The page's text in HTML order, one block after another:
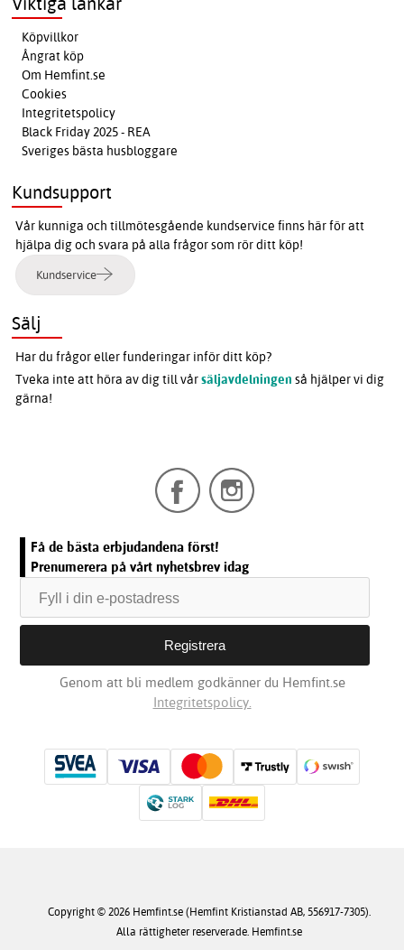
Köpvillkor
Ångrat köp
Om Hemfint.se
Cookies
Integritetspolicy
Black Friday 2025 - REA
Sveriges bästa husbloggare
Kundsupport
Vår kunniga och tillmötesgående kundservice finns här för att
hjälpa dig och svara på alla frågor som rör ditt köp!
Kundservice
Sälj
Har du frågor eller funderingar inför ditt köp?
Tveka inte att höra av dig till vårsäljavdelningen så hjälper vi dig
gärna!
Få de bästa erbjudandena först!
Prenumerera på vårt nyhetsbrev idag
Genom att bli medlem godkänner du Hemfint.se
Integritetspolicy.
Copyright © 2026 Hemfint.se (Hemfint Kristianstad AB, 556917-7305).
Alla rättigheter reserverade. Hemfint.se